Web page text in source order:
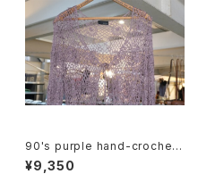
90's purple hand-crochet
Cardigan
¥9,350